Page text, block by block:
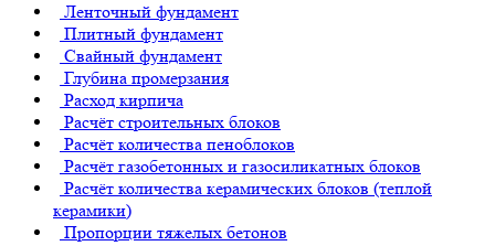
Ленточный фундамент
Плитный фундамент
Свайный фундамент
Глубина промерзания
Расход кирпича
Расчёт строительных блоков
Расчёт количества пеноблоков
Расчёт газобетонных и газосиликатных блоков
Расчёт количества керамических блоков (теплой
керамики)
Пропорции тяжелых бетонов